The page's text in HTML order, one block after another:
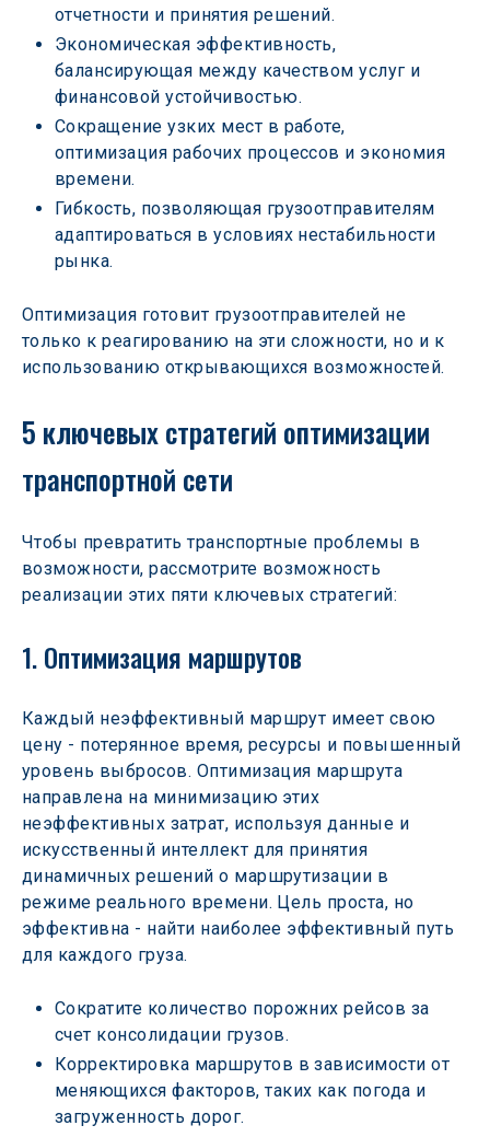
отчетности и принятия решений.
Экономическая эффективность,
балансирующая между качеством услуг и
финансовой устойчивостью.
Сокращение узких мест в работе,
оптимизация рабочих процессов и экономия
времени.
Гибкость, позволяющая грузоотправителям
адаптироваться в условиях нестабильности
рынка.
Оптимизация готовит грузоотправителей не
только к реагированию на эти сложности, но и к
использованию открывающихся возможностей.
5 ключевых стратегий оптимизации
транспортной сети
Чтобы превратить транспортные проблемы в
возможности, рассмотрите возможность
реализации этих пяти ключевых стратегий:
1. Оптимизация маршрутов
Каждый неэффективный маршрут имеет свою
цену - потерянное время, ресурсы и повышенный
уровень выбросов. Оптимизация маршрута
направлена на минимизацию этих
неэффективных затрат, используя данные и
искусственный интеллект для принятия
динамичных решений о маршрутизации в
режиме реального времени. Цель проста, но
эффективна - найти наиболее эффективный путь
для каждого груза.
Сократите количество порожних рейсов за
счет консолидации грузов.
Корректировка маршрутов в зависимости от
меняющихся факторов, таких как погода и
загруженность дорог.